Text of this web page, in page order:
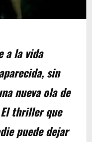
a la vida
sin
nueva ola de
thriller que
puede dejar